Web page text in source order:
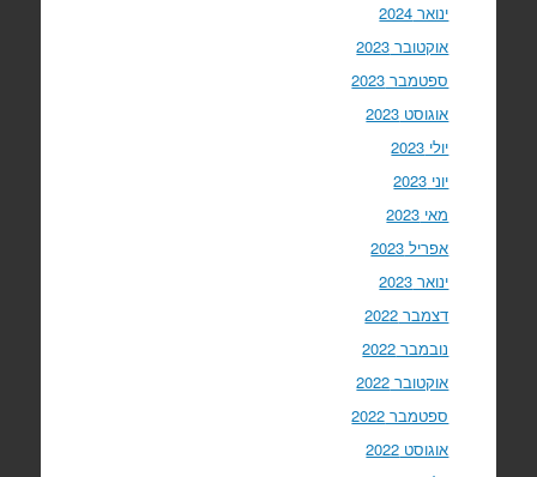
ינואר 2024
אוקטובר 2023
ספטמבר 2023
אוגוסט 2023
יולי 2023
יוני 2023
מאי 2023
אפריל 2023
ינואר 2023
דצמבר 2022
נובמבר 2022
אוקטובר 2022
ספטמבר 2022
אוגוסט 2022